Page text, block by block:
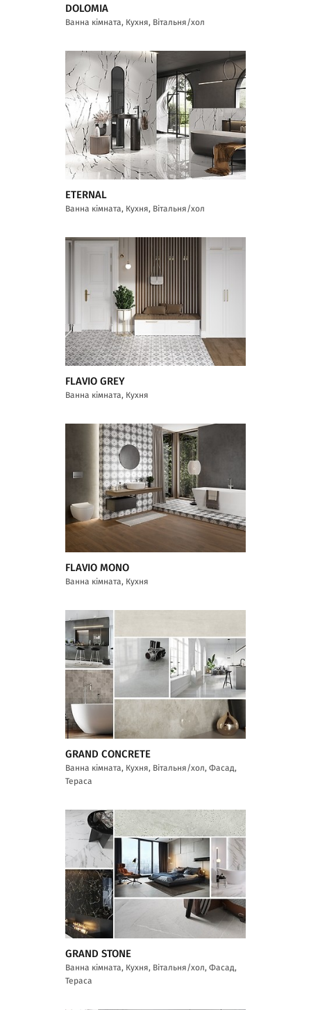
DOLOMIA
Ванна кімната, Кухня, Вітальня/хол
ETERNAL
Ванна кімната, Кухня, Вітальня/хол
FLAVIO GREY
Ванна кімната, Кухня
FLAVIO MONO
Ванна кімната, Кухня
GRAND CONCRETE
Ванна кімната, Кухня, Вітальня/хол, Фасад,
Тераса
GRAND STONE
Ванна кімната, Кухня, Вітальня/хол, Фасад,
Тераса